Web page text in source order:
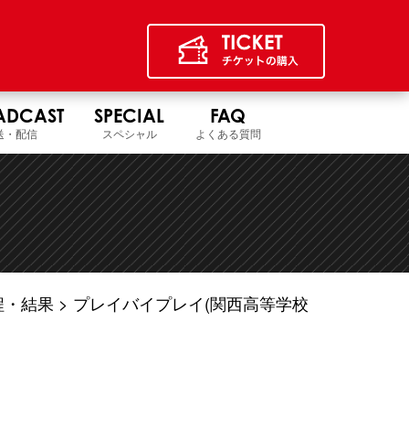
・配信
SPECIAL
スペシャル
FAQ
よくある質問
・結果
プレイバイプレイ(関西高等学校